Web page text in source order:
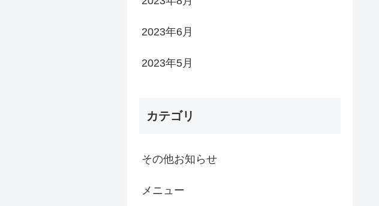
2023年6月
2023年5月
カテゴリ
その他お知らせ
メニュー